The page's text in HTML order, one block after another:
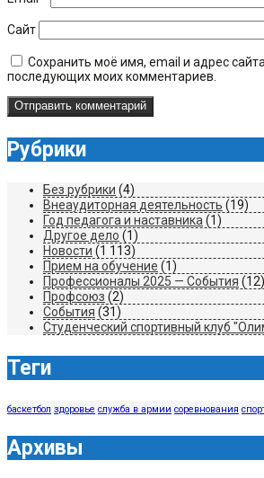
Сайт
Сохранить моё имя, email и адрес
последующих моих комментариев.
Рубрики
Без рубрики (4)
Внеаудиторная деятельность (19)
Год педагога и наставника (1)
Другое дело (1)
Новости (1 113)
Прием на обучение (1)
Профессионалы 2025 — События (12)
Профсоюз (2)
События (31)
Студенческий спортивный клуб
Теги
баскетбол здоровье служба в армии соревнования
Архивы